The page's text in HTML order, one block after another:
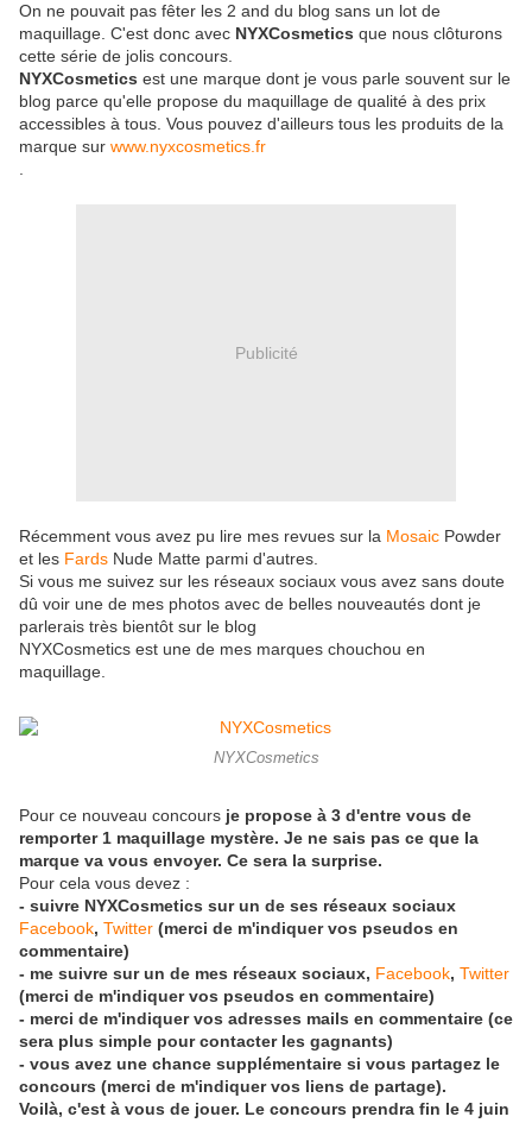
On ne pouvait pas fêter les 2 and du blog sans un lot de
maquillage. C'est donc avec NYXCosmetics que nous clôturons
cette série de jolis concours.
NYXCosmetics est une marque dont je vous parle souvent sur le
blog parce qu'elle propose du maquillage de qualité à des prix
accessibles à tous. Vous pouvez d'ailleurs tous les produits de la
marque sur www.nyxcosmetics.fr
Publicité
Récemment vous avez pu lire mes revues sur la Mosaic Powder
et les Fards Nude Matte parmi d'autres.
Si vous me suivez sur les réseaux sociaux vous avez sans doute
dû voir une de mes photos avec de belles nouveautés dont je
parlerais très bientôt sur le blog
NYXCosmetics est une de mes marques chouchou en
maquillage.
NYXCosmetics
Pour ce nouveau concours je propose à 3 d'entre vous de
remporter 1 maquillage mystère. Je ne sais pas ce que la
marque va vous envoyer. Ce sera la surprise.
Pour cela vous devez :
- suivre NYXCosmetics sur un de ses réseaux sociaux
Facebook, Twitter (merci de m'indiquer vos pseudos en
commentaire)
- me suivre sur un de mes réseaux sociaux, Facebook, Twitter
(merci de m'indiquer vos pseudos en commentaire)
- merci de m'indiquer vos adresses mails en commentaire (ce
sera plus simple pour contacter les gagnants)
- vous avez une chance supplémentaire si vous partagez le
concours (merci de m'indiquer vos liens de partage).
Voilà, c'est à vous de jouer. Le concours prendra fin le 4 juin